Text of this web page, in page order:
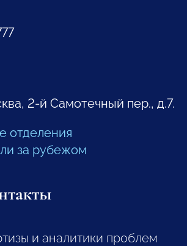
2-й Самотечный пер., д.7.
отделения
за рубежом
и аналитики проблем